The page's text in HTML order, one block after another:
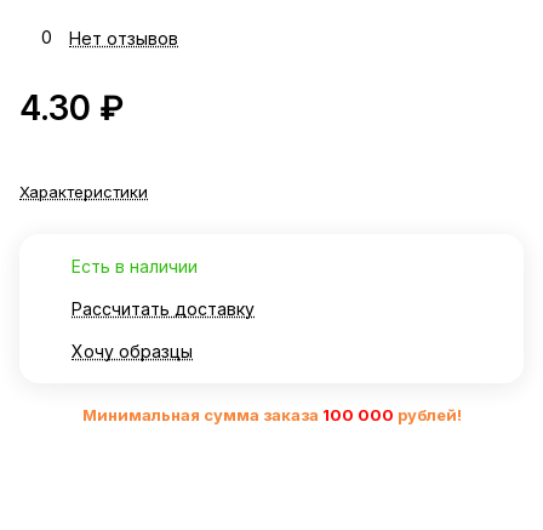
0 Нет отзывов
4.30 ₽
Характеристики
Есть в наличии
Рассчитать доставку
Хочу образцы
Минимальная сумма заказа 100 000 рублей!